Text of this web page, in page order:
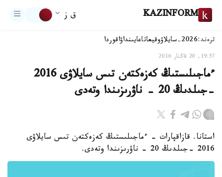
KAZINFORM ق ز
ترەند:2026-سايلاۋ وقيعاتاعايىنداۋاقوردا
19:57, 20 قاڭتار 2016
ءماجىلىستىڭ كەزەكتەن تىس سايلاۋى 2016
-جىلدىڭ 20 - ناۋرىزىندا وتەدى
استانا. قازاقپارات - ءماجىلىستىڭ كەزەكتەن تىس سايلاۋى
2016 -جىلدىڭ 20 - ناۋرىزىندا وتەدى.